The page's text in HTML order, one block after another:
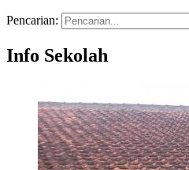
Pencarian:
Info Sekolah